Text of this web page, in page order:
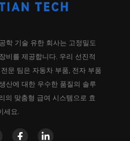
학 기술 유한 회사는 고정밀도
비를 제공합니다. 우리 선진적
문 팀은 자동차 부품, 전자 부품
산에 대한 우수한 품질의 솔루
의 맞춤형 급여 시스템으로 효
세요.